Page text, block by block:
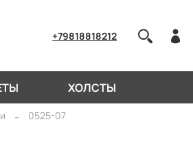
+79818818212
ХОЛСТЫ
0525-07